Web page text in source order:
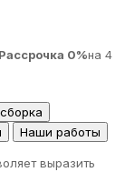
Рассрочка 0%на 4
Наши работы
выразить